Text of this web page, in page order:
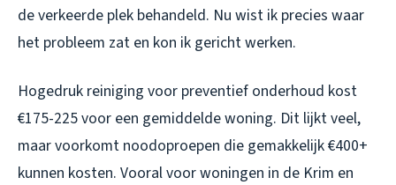
de verkeerde plek behandeld. Nu wist ik precies waar
het probleem zat en kon ik gericht werken.
Hogedruk reiniging voor preventief onderhoud kost
€175-225 voor een gemiddelde woning. Dit lijkt veel,
maar voorkomt noodoproepen die gemakkelijk €400+
kunnen kosten. Vooral voor woningen in de Krim en